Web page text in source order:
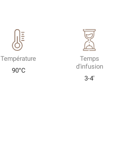
Température
90°C
Temps
d'infusion
3-4'